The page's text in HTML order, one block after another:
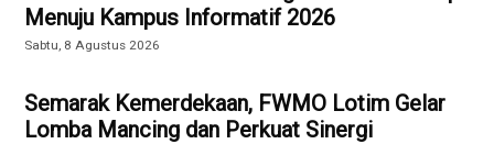
Menuju Kampus Informatif 2026
Sabtu, 8 Agustus 2026
Semarak Kemerdekaan, FWMO Lotim Gelar
Lomba Mancing dan Perkuat Sinergi